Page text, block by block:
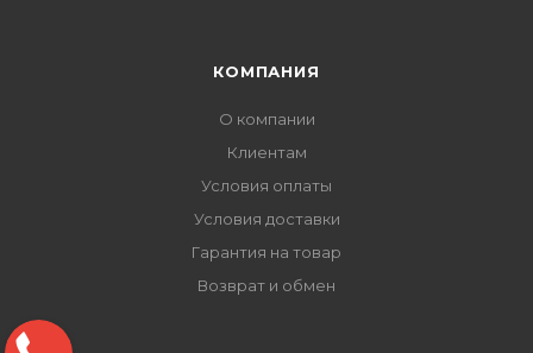
КОМПАНИЯ
О компании
Клиентам
Условия оплаты
Условия доставки
Гарантия на товар
Возврат и обмен